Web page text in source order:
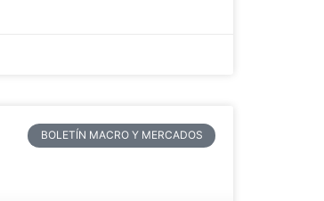
BOLETÍN MACRO Y MERCADOS